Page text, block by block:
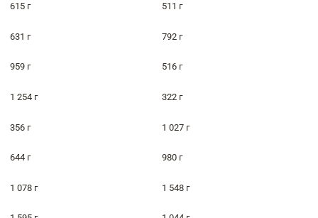
615 г 511 г
631 г 792 г
959 г 516 г
1 254 г 322 г
356 г 1 027 г
644 г 980 г
1 078 г 1 548 г